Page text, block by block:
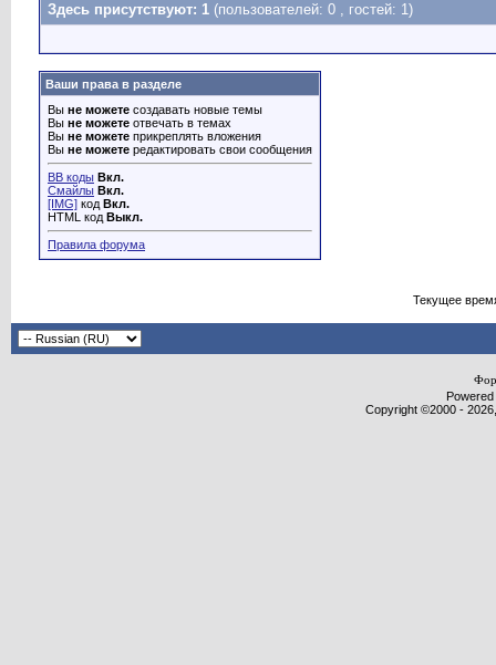
Здесь присутствуют: 1 (пользователей: 0 , гостей: 1)
Ваши права в разделе
Вы не можете создавать новые темы
Вы не можете отвечать в темах
Вы не можете прикреплять вложения
Вы не можете редактировать свои сообщения
BB коды Вкл.
Смайлы Вкл.
[IMG] код Вкл.
HTML код Выкл.
Правила форума
Текущее
Copyright ©2000 -